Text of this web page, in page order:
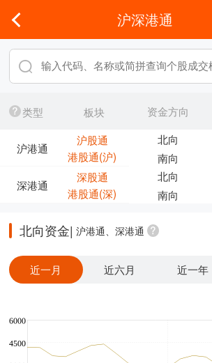
沪深港通
类型 板块
沪港通
沪股通
港股通(沪)
深港通
深股通
港股通(深)
资金方向
北向
南向
北向
南向
北向资金| 沪港通、深港通
近一月 近六月 近一年